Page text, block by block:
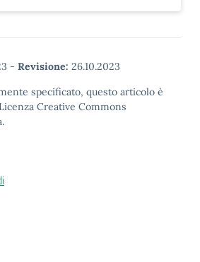
- Revisione: 26.10.2023
specificato, questo articolo è
Creative Commons